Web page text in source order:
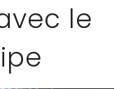
le